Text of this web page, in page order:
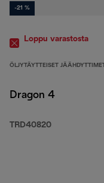
-21 %
Loppu varastosta
ÖLJYTÄYTTEISET JÄÄHDYTTIMET
Dragon 4
TRD40820